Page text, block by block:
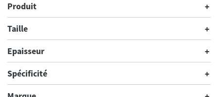
Produit
Taille
Epaisseur
Spécificité